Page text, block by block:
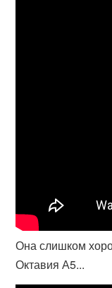
Она слишком
Октавия А5...